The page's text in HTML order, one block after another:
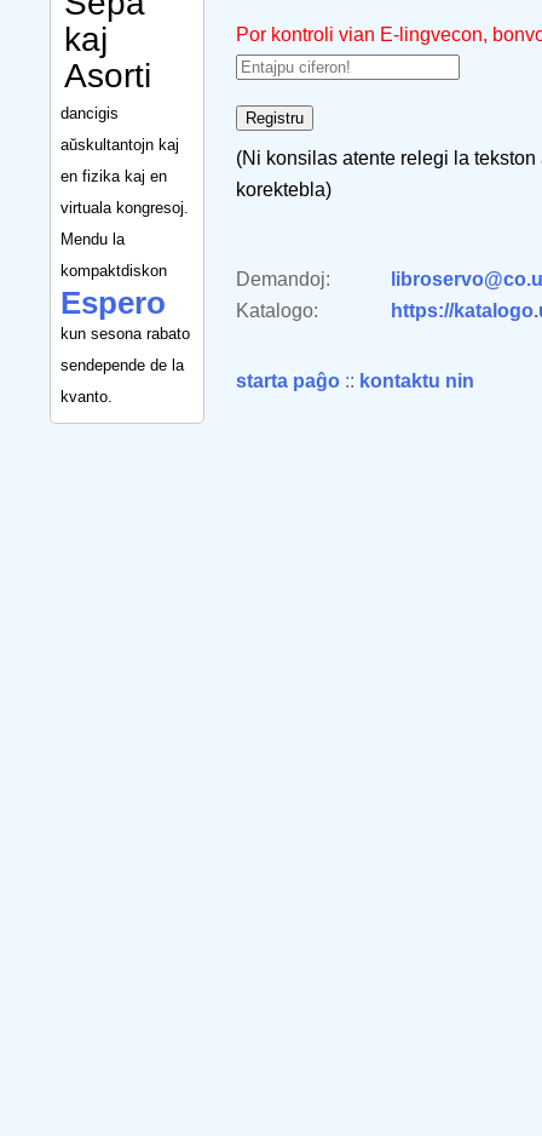
kaj
Asorti
dancigis
aŭskultantojn kaj
en fizika kaj en
virtuala kongresoj.
Mendu la
kompaktdiskon
Espero
kun sesona rabato
sendepende de la
kvanto.
Por kontroli vian E-lingvecon,
(Ni konsilas atente relegi la
korektebla)
Demandoj:
Katalogo:
https://
starta paĝo :: kontaktu nin